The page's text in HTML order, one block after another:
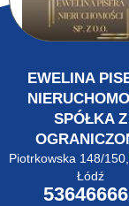
EWELINA
SPÓŁKA Z
Piotrkowska 148/
Łódź